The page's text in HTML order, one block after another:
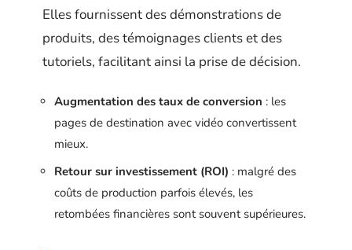
Elles fournissent des démonstrations de
produits, des témoignages clients et des
tutoriels, facilitant ainsi la prise de décision.
Augmentation des taux de conversion : les
pages de destination avec vidéo convertissent
mieux.
Retour sur investissement (ROI) : malgré des
coûts de production parfois élevés, les
retombées financières sont souvent supérieures.